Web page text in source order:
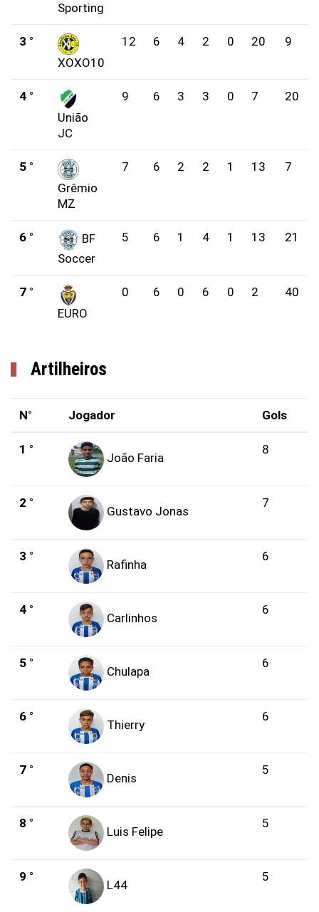
Sporting
3 °
XOXO10
12 6 4 2 0 20 9
4 °
União
JC
9 6 3 3 0 7 20
5 °
Grêmio
MZ
7 6 2 2 1 13 7
6 °
BF
Soccer
5 6 1 4 1 13 21
7 °
EURO
0 6 0 6 0 2 40
Artilheiros
N° Jogador Gols
1 °
João Faria
8
2 °
Gustavo Jonas
7
3 °
Rafinha
6
4 °
Carlinhos
6
5 °
Chulapa
6
6 °
Thierry
6
7 °
Denis
5
8 °
Luis Felipe
5
9 °
L44
5